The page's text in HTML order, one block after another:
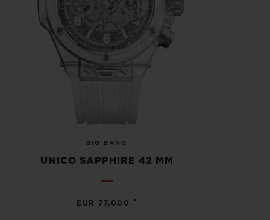
BIG BANG
UNICO SAPPHIRE 42 MM
EUR 77,000 •